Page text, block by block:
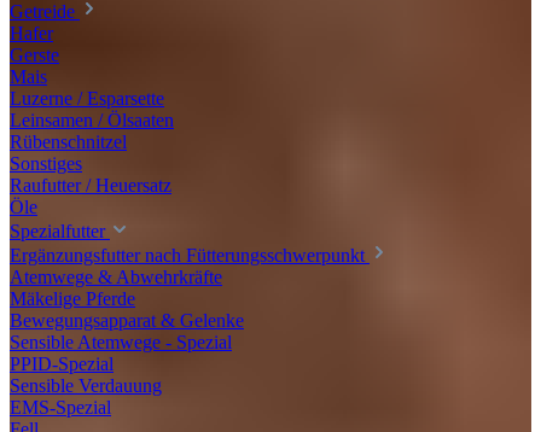
Getreide
Hafer
Gerste
Mais
Luzerne / Esparsette
Leinsamen / Ölsaaten
Rübenschnitzel
Sonstiges
Raufutter / Heuersatz
Öle
Spezialfutter
Ergänzungsfutter nach Fütterungsschwerpunkt
Atemwege & Abwehrkräfte
Mäkelige Pferde
Bewegungsapparat & Gelenke
Sensible Atemwege - Spezial
PPID-Spezial
Sensible Verdauung
EMS-Spezial